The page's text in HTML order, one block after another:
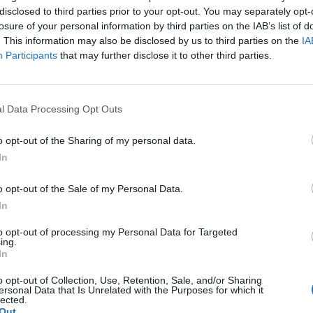
to third parties prior to your opt-out. You may separately
of your personal information by third parties on the IAB’s list of
This information may also be disclosed by us to third parties on the
Participants that may further disclose it to other third parties.
Data Processing Opt Outs
opt-out of the Sharing of my personal data.
opt-out of the Sale of my Personal Data.
opt-out of processing my Personal Data for Targeted
opt-out of Collection, Use, Retention, Sale, and/or Sharing
Data that Is Unrelated with the Purposes for which it
elleni kezelését minden olyan piacról, ahol
egy fájdalmas szövődmény és halálesetek
A Pfizer közleménye szerint a rendelkezésre álló klinikai
portfolio.hu hírarchívumához tartozik, melynek olvasása
tartalmazza:
cikkarchívum
elmúlt 2 év napon belüli